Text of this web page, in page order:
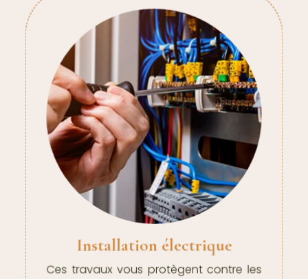
Installation électrique
Ces travaux vous protègent contre les